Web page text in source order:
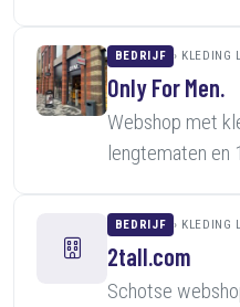
BEDRIJF KLEDING
Only For Men.
Webshop met
lengtematen en
BEDRIJF KLEDING
2tall.com
Schotse